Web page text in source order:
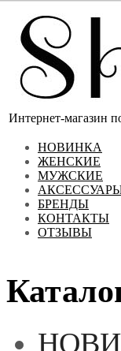
Интернет-магазин
НОВИНКА
ЖЕНСКИЕ
МУЖСКИЕ
БРЕНДЫ
КОНТАКТЫ
ОТЗЫВЫ